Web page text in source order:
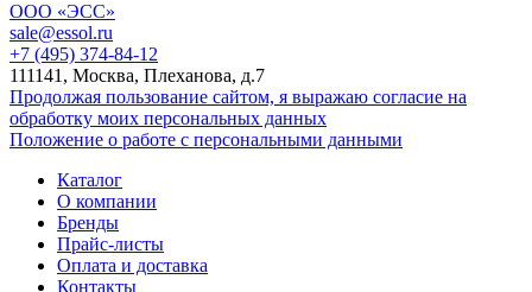
ООО «ЭСС»
sale@essol.ru
+7 (495) 374-84-12
111141, Москва, Плеханова, д.7
Продолжая пользование сайтом, я выражаю согласие на
обработку моих персональных данных
Положение о работе с персональными данными
Каталог
О компании
Бренды
Прайс-листы
Оплата и доставка
Контакты